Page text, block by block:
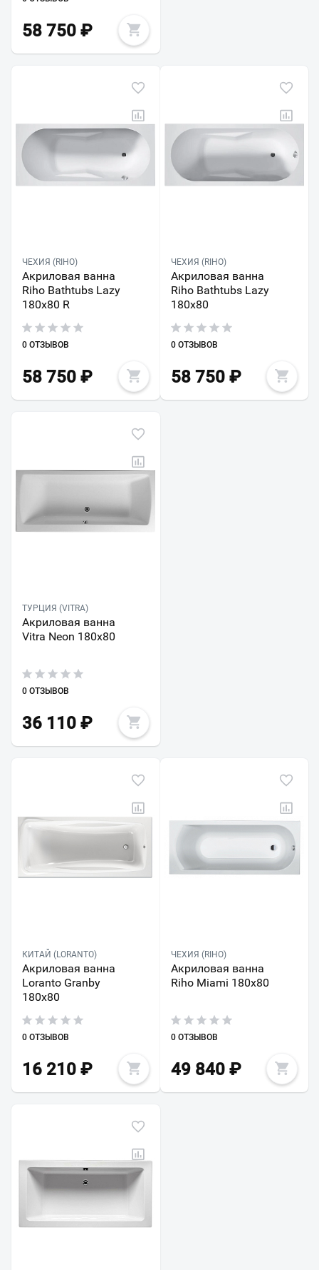
58 750 ₽
ЧЕХИЯ (RIHO)
Акриловая ванна
Riho Bathtubs Lazy
180х80 R
0 ОТЗЫВОВ
58 750 ₽
ЧЕХИЯ (RIHO)
Акриловая ванна
Riho Bathtubs Lazy
180x80
0 ОТЗЫВОВ
58 750₽
ТУРЦИЯ (VITRA)
Акриловая ванна
Vitra Neon 180х80
0 ОТЗЫВОВ
36 110 ₽
КИТАЙ (LORANTO)
Акриловая ванна
Loranto Granby
180х80
0 ОТЗЫВОВ
16 210 ₽
ЧЕХИЯ (RIHO)
Акриловая ванна
Riho Miami 180x80
0 ОТЗЫВОВ
49 840₽